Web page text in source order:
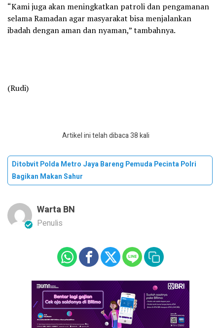
“Kami juga akan meningkatkan patroli dan pengamanan
selama Ramadan agar masyarakat bisa menjalankan
ibadah dengan aman dan nyaman,” tambahnya.
(Rudi)
Artikel ini telah dibaca 38 kali
Ditobvit Polda Metro Jaya Bareng Pemuda Pecinta Polri
Bagikan Makan Sahur
Warta BN
Penulis